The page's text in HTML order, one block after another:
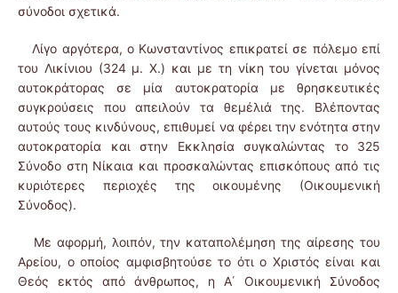
σύνοδοι σχετικά.
Λίγο αργότερα, ο Κωνσταντίνος επικρατεί σε πόλεμο επί
του Λικίνιου (324 μ. Χ.) και με τη νίκη του γίνεται μόνος
αυτοκράτορας σε μία αυτοκρατορία με θρησκευτικές
συγκρούσεις που απειλούν τα θεμέλιά της. Βλέποντας
αυτούς τους κινδύνους, επιθυμεί να φέρει την ενότητα στην
αυτοκρατορία και στην Εκκλησία συγκαλώντας το 325
Σύνοδο στη Νίκαια και προσκαλώντας επισκόπους από τις
κυριότερες περιοχές της οικουμένης (Οικουμενική
Σύνοδος).
Με αφορμή, λοιπόν, την καταπολέμηση της αίρεσης του
Αρείου, ο οποίος αμφισβητούσε το ότι ο Χριστός είναι και
Θεός εκτός από άνθρωπος, η Α΄ Οικουμενική Σύνοδος